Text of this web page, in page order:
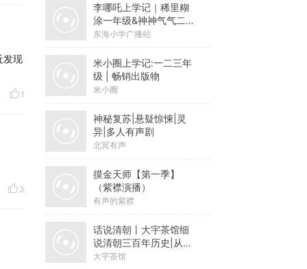
发现
1
3
李哪吒上学记｜稀里糊
涂一年级&神神气气二年
级
东海小学广播站
米小圈上学记:一二三年
级 | 畅销出版物
米小圈
神秘复苏|悬疑惊悚|灵
异|多人有声剧
北冥有声
摸金天师【第一季】
（紫襟演播）
有声的紫襟
话说清朝丨大宇茶馆细
说清朝三百年历史|从努
尔哈赤到末代皇帝溥仪|
大宇茶馆